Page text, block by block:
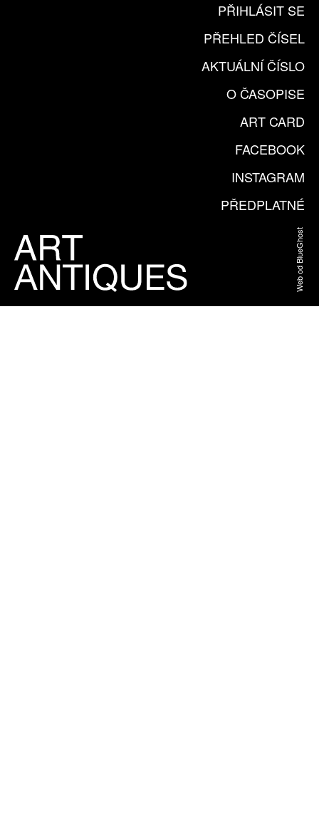
PŘIHLÁSIT SE
PŘEHLED ČÍSEL
AKTUÁLNÍ ČÍSLO
O ČASOPISE
ART CARD
FACEBOOK
INSTAGRAM
PŘEDPLATNÉ
Web od BlueGhost